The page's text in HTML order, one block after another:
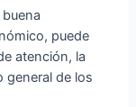
puede
atención, la
general de los